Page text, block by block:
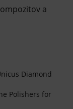
a
a
rovnakou
Diamond
Polishers for